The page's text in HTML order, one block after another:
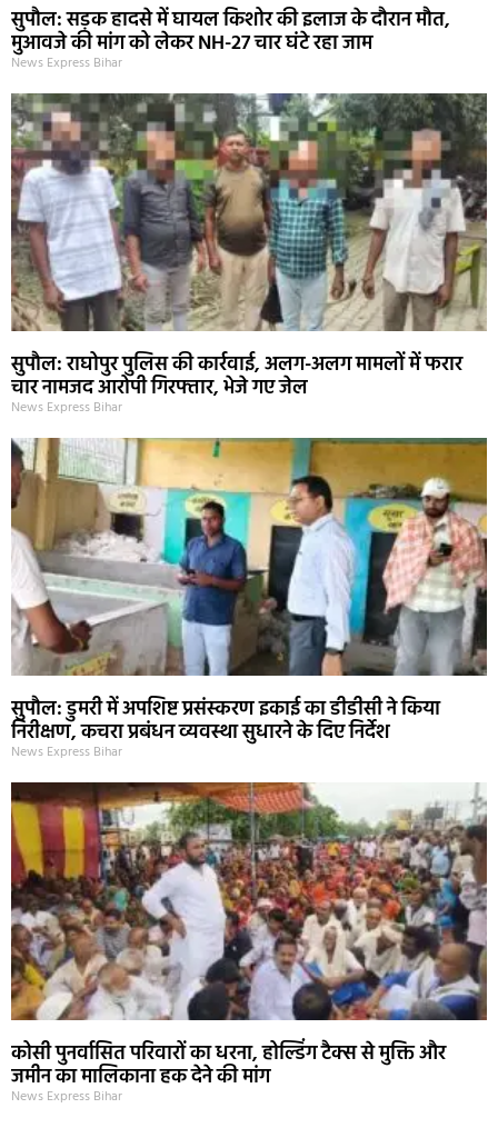
सुपौल: सड़क हादसे में घायल किशोर की इलाज के दौरान मौत,
मुआवजे की मांग को लेकर NH-27 चार घंटे रहा जाम
News Express Bihar
सुपौल: राघोपुर पुलिस की कार्रवाई, अलग-अलग मामलों में फरार
चार नामजद आरोपी गिरफ्तार, भेजे गए जेल
News Express Bihar
सुपौल: डुमरी में अपशिष्ट प्रसंस्करण इकाई का डीडीसी ने किया
निरीक्षण, कचरा प्रबंधन व्यवस्था सुधारने के दिए निर्देश
News Express Bihar
कोसी पुनर्वासित परिवारों का धरना, होल्डिंग टैक्स से मुक्ति और
जमीन का मालिकाना हक देने की मांग
News Express Bihar